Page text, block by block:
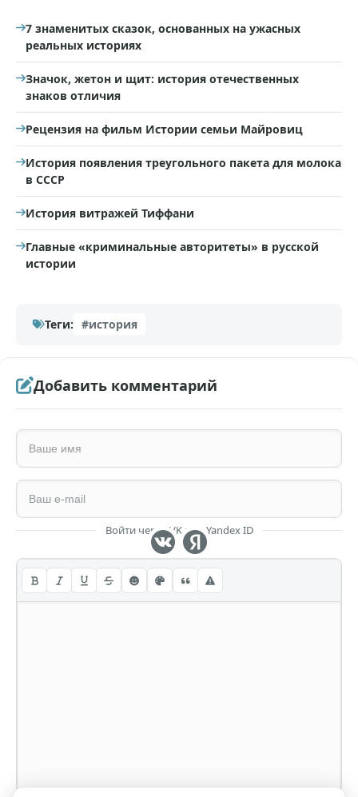
7 знаменитых сказок, основанных на ужасных
реальных историях
Значок, жетон и щит: история отечественных
знаков отличия
Рецензия на фильм Истории семьи Майровиц
История появления треугольного пакета для молока
в СССР
История витражей Тиффани
Главные «криминальные авторитеты» в русской
истории
Теги: #история
Добавить комментарий
Войти через VK или Yandex ID